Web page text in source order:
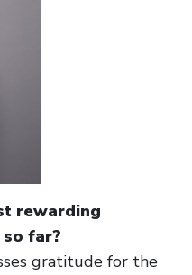
rewarding
far?
gratitude for the